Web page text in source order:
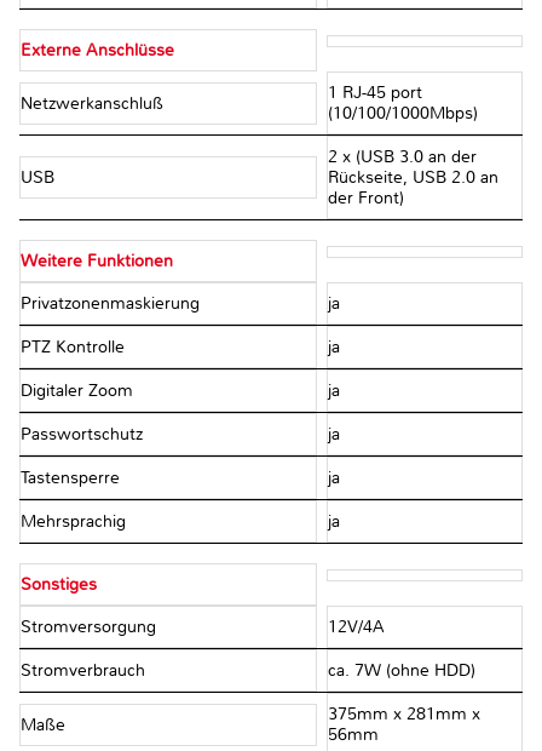
Externe Anschlüsse
Netzwerkanschluß
1 RJ-45 port
(10/100/1000Mbps)
USB
2 x (USB 3.0 an der
Rückseite, USB 2.0 an
der Front)
Weitere Funktionen
Privatzonenmaskierung ja
PTZ Kontrolle ja
Digitaler Zoom ja
Passwortschutz ja
Tastensperre ja
Mehrsprachig ja
Sonstiges
Stromversorgung 12V/4A
Stromverbrauch ca. 7W (ohne HDD)
Maße
375mm x 281mm x
56mm